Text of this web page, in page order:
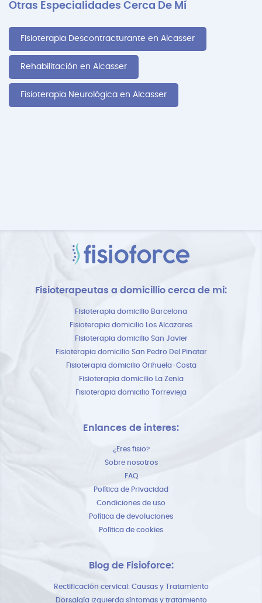
Otras Especialidades Cerca De Mí
Fisioterapia Descontracturante en Alcasser
Rehabilitación en Alcasser
Fisioterapia Neurológica en Alcasser
Fisioterapeutas a domicillio cerca de mi:
Fisioterapia domicilio Barcelona
Fisioterapia domicilio Los Alcazares
Fisioterapia domicilio San Javier
Fisioterapia domicilio San Pedro Del Pinatar
Fisioterapia domicilio Orihuela-Costa
Fisioterapia domicilio La Zenia
Fisioterapia domicilio Torrevieja
Enlances de interes:
¿Eres fisio?
Sobre nosotros
FAQ
Política de Privacidad
Condiciones de uso
Política de devoluciones
Política de cookies
Blog de Fisioforce:
Rectificación cervical: Causas y Tratamiento
Dorsalgía izquierda síntomas y tratamiento